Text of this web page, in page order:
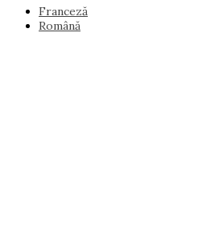
Franceză
Română